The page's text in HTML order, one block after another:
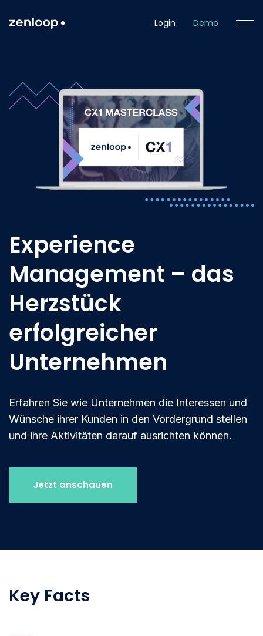
Login Demo
Experience
Management – das
Herzstück
erfolgreicher
Unternehmen
Erfahren Sie wie Unternehmen die Interessen und
Wünsche ihrer Kunden in den Vordergrund stellen
und ihre Aktivitäten darauf ausrichten können.
Jetzt anschauen
Key Facts